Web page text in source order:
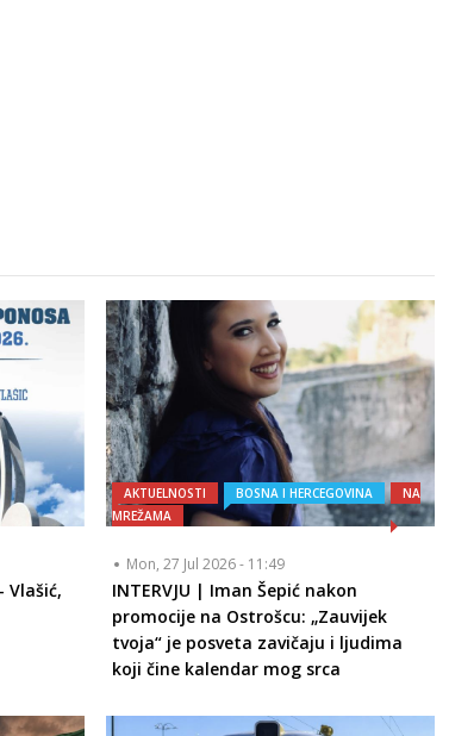
Vlašić,
AKTUELNOSTI BOSNA I HERCEGOVINA
NA
MREŽAMA
Mon, 27 Jul 2026 - 11:49
INTERVJU | Iman Šepić nakon
promocije na Ostrošcu: „Zauvijek
tvoja“ je posveta zavičaju i ljudima
koji čine kalendar mog srca